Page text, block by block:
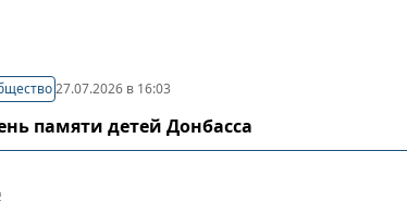
27.07.2026 в 16:03
памяти детей Донбасса